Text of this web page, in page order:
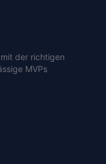
der richtigen
MVPs